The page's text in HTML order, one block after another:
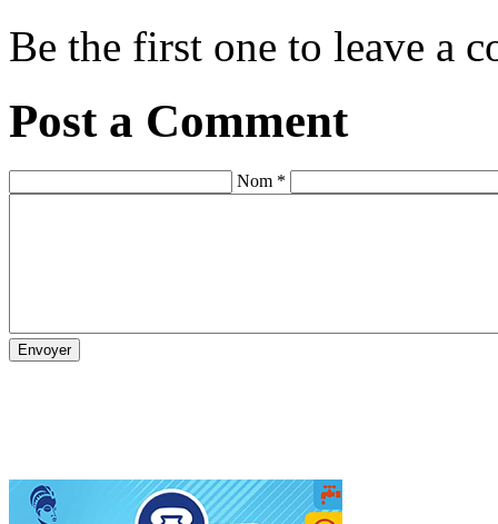
Be the first one to leave a
Post a Comment
Nom *